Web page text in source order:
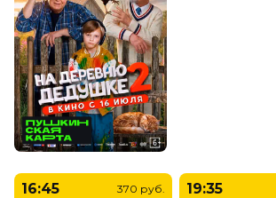
16:45
370 руб.
19:35